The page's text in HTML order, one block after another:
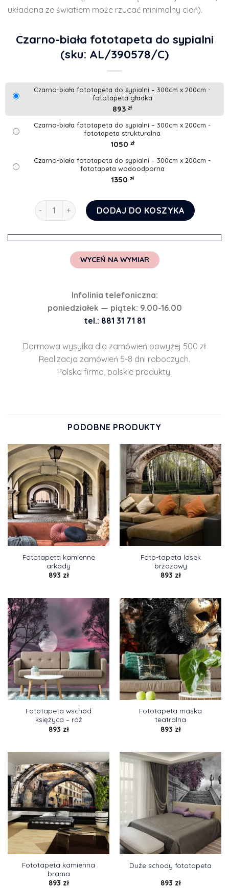
układana ze światłem może rzucać minimalny cień).
Czarno-biała fototapeta do sypialni
(sku: AL/390578/C)
Czarno-biała fototapeta do sypialni – 300cm x 200cm -
fototapeta gładka
893 zł
Czarno-biała fototapeta do sypialni – 300cm x 200cm -
fototapeta strukturalna
1050 zł
Czarno-biała fototapeta do sypialni – 300cm x 200cm -
fototapeta wodoodporna
1350 zł
ilość Czarno-biała fototapeta do sypialni
DODAJ DO KOSZYKA
WYCEŃ NA WYMIAR
Infolinia telefoniczna:
poniedziałek — piątek: 9.00-16.00
tel.: 881 31 71 81
Darmowa wysyłka dla zamówień powyżej 500 zł
Realizacja zamówień 5-8 dni roboczych.
Polska firma, polskie produkty.
PODOBNE PRODUKTY
Fototapeta kamienne
arkady
893 zł
Foto-tapeta lasek
brzozowy
893 zł
Fototapeta wschód
księżyca – róż
893 zł
Fototapeta maska
teatralna
893 zł
Fototapeta kamienna
brama
893 zł
Duże schody fototapeta
893 zł